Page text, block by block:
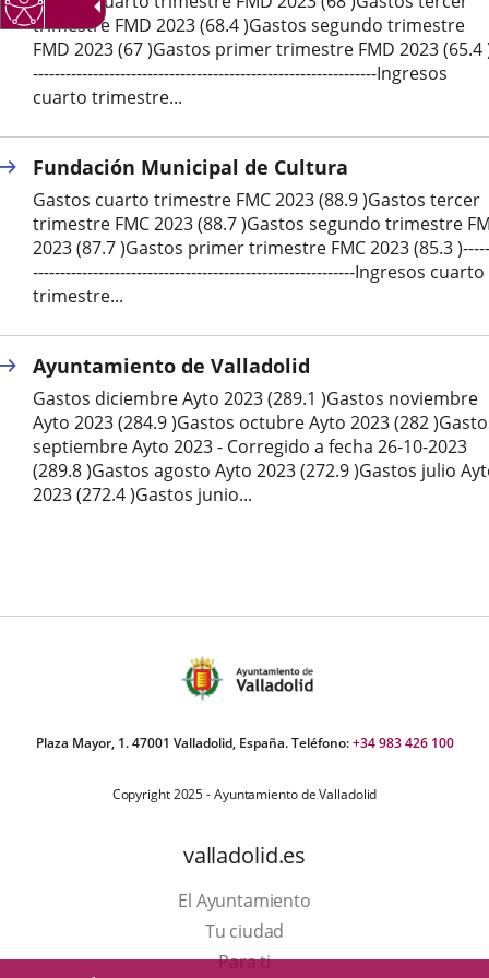
externa.externa.
trimestre FMD 2023 (68.4 )Gastos segundo trimestre
FMD 2023 (67 )Gastos primer trimestre FMD 2023 (65.4
---------------------------------------------------------------Ingresos
cuarto trimestre...
Fundación Municipal de Cultura
Gastos cuarto trimestre FMC 2023 (88.9 )Gastos tercer
trimestre FMC 2023 (88.7 )Gastos segundo trimestre
2023 (87.7 )Gastos primer trimestre FMC 2023 (85.3
-----------------------------------------------------------Ingresos cuarto
trimestre...
Ayuntamiento de Valladolid
Gastos diciembre Ayto 2023 (289.1 )Gastos noviembre
Ayto 2023 (284.9 )Gastos octubre Ayto 2023 (282
septiembre Ayto 2023 - Corregido a fecha 26-10-2023
(289.8 )Gastos agosto Ayto 2023 (272.9 )Gastos julio
2023 (272.4 )Gastos junio...
Plaza Mayor, 1. 47001 Valladolid, España. Teléfono:+34 983 426 100
Copyright 2025 - Ayuntamiento de Valladolid
valladolid.es
El Ayuntamiento
Tu ciudad
Para ti